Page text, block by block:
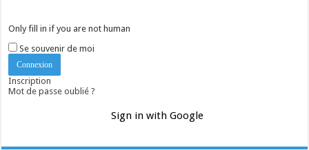
Only fill in if you are not human
Se souvenir de moi
Inscription
Mot de passe oublié ?
Sign in with Google